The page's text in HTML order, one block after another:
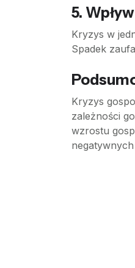
5.
Kryzys w
Spadek
Kryzys
zależności
wzrostu